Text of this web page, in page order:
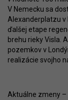
V Nemecku sa
Alexanderplatzu v
ďalšej etape
brehu rieky Visla.
pozemkov v
realizácie svojho
Aktuálne zmeny –